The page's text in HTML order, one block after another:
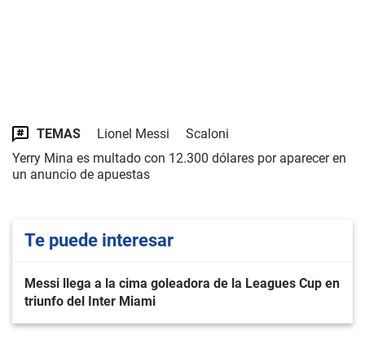
TEMAS Lionel Messi
Scaloni
Yerry Mina es multado con 12.300 dólares por aparecer en
un anuncio de apuestas
Te puede interesar
Messi llega a la cima goleadora de la Leagues Cup en
triunfo del Inter Miami